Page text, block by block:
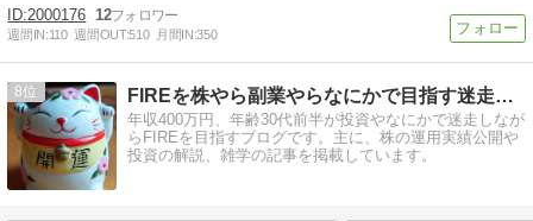
2000176 12
週間IN:110 週間OUT:510 月間IN:350
8 FIREを株やら副業やらなにかで目指す迷走日記
年収400万円、年齢30代前半が投資やなにかで迷走しなが
らFIREを目指すブログです。主に、株の運用実績公開や
投資の解説、雑学の記事を掲載しています。